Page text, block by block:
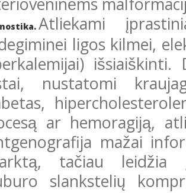
Atliekami
ligos kilmei,
nustatomi
ar hemoragiją,
mažai
tačiau leidžia
slankstelių